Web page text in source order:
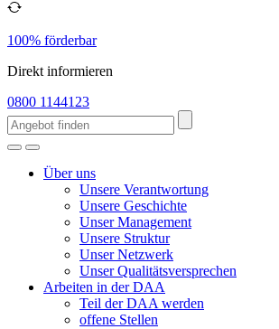
100% förderbar
Direkt informieren
0800 1144123
Über uns
Unsere Verantwortung
Unsere Geschichte
Unser Management
Unsere Struktur
Unser Netzwerk
Unser Qualitätsversprechen
Arbeiten in der DAA
Teil der DAA werden
offene Stellen